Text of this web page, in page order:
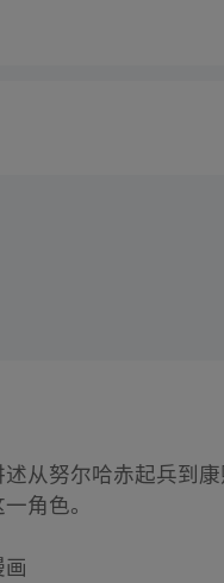
从努尔哈赤起兵到
角色。
画